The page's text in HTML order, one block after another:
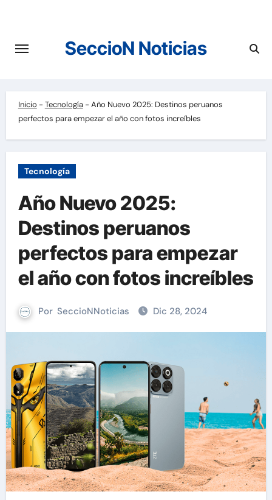
contenido
SeccioN Noticias
Inicio - Tecnología- Año Nuevo 2025: Destinos peruanos
perfectos para empezar el año con fotos increíbles
Tecnología
Año Nuevo 2025:
Destinos peruanos
perfectos para empezar
el año con fotos increíbles
Por SeccioNNoticias Dic 28, 2024